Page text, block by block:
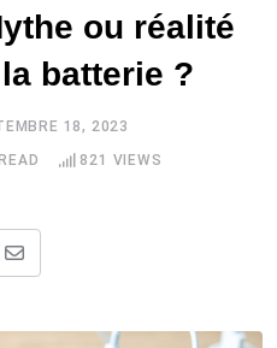
ou réalité
batterie ?
18, 2023
821 VIEWS
Share
Email